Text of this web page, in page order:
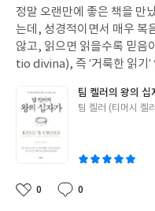
시 해야 하는 것이다. 이스라
늘의 만나를 먹었듯이, 현대의 삶을 사는 우리도 매일 주시는 만나
인 큐티를 통해 말씀을 먹어
성을 들을 수 있다. 이 책을
는 부분이 매우 많았다. 아
배려가 느껴진다. 나 또한 큐티에 대한 책을 쓰고 싶은 사람으로서
비판적인 시각으로 몇 가지
보들을 위한 책이다. 성경 연
은 도움을 줄 수 있지 않았을까. 그리고 성경연구 사이트나 참
책들을 뒷부분에 담았으면 더
자신의 큐티 샘플을 올려주
일
정말 오랜만에 좋은 책을 만
는데, 성경적이면서 매우 복
않고, 읽으면 읽을수록 믿음
tio divina), 즉 ‘거룩한 읽기
들어와 혈관으로 퍼져 거룩
제로 이 책을 읽는 내내 나
지는 경험을 했다. 왜 이 분
을 덮고 나서야 비로소 이해
누어 ‘1부 예수 가장 위대하
로 구성하였다. 예수의 탄생
팀 켈러의 왕의 십
글
팀 켈러 (티머시 켈
좋
0
댓
0
작